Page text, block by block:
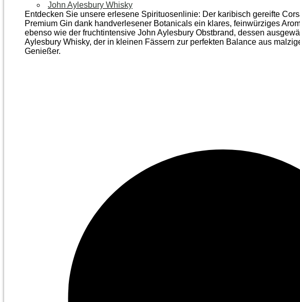
John Aylesbury Whisky
Entdecken Sie unsere erlesene Spirituosenlinie: Der karibisch gereifte
Premium Gin dank handverlesener Botanicals ein klares, feinwürziges
ebenso wie der frucht­intensive John Aylesbury Obstbrand, dessen
Aylesbury Whisky, der in kleinen Fässern zur perfekten Balance aus
Genießer.